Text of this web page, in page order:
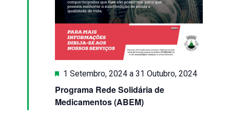
Programa Rede Solidária de
Medicamentos (ABEM)
Destaque
1 Setembro, 2024 a31 Outubro, 2024